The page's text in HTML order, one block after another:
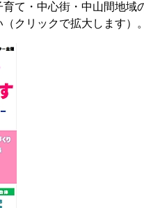
て・中心街・中山間地域
クリックで拡大します）。